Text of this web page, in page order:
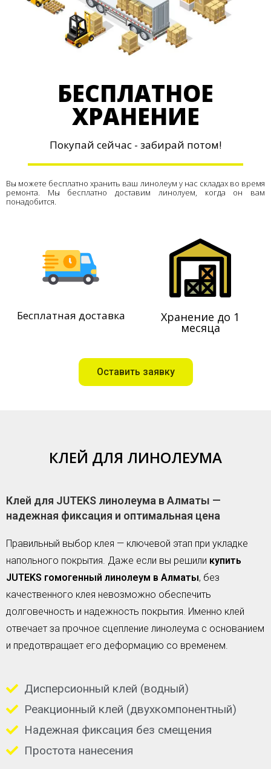
БЕСПЛАТНОЕ
ХРАНЕНИЕ
Покупай сейчас - забирай потом!
Вы можете бесплатно хранить ваш линолеум у нас складах во время
ремонта. Мы бесплатно доставим линолуем, когда он вам
понадобится.
Бесплатная доставка Хранение до 1
месяца
Оставить заявку
КЛЕЙ ДЛЯ ЛИНОЛЕУМА
Клей для JUTEKS линолеума в Алматы —
надежная фиксация и оптимальная цена
Правильный выбор клея — ключевой этап при укладке
напольного покрытия. Даже если вы решили купить
JUTEKS гомогенный линолеум в Алматы, без
качественного клея невозможно обеспечить
долговечность и надежность покрытия. Именно клей
отвечает за прочное сцепление линолеума с основанием
и предотвращает его деформацию со временем.
Дисперсионный клей (водный)
Реакционный клей (двухкомпонентный)
Надежная фиксация без смещения
Простота нанесения